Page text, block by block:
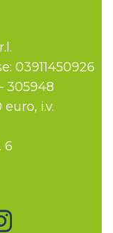
03911450926
305948
i.v.
6